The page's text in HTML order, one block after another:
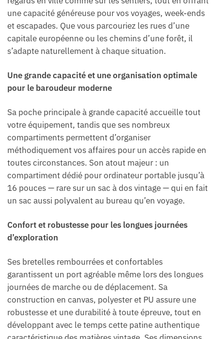
une capacité généreuse pour vos voyages, week-ends
et escapades. Que vous parcouriez les rues d’une
capitale européenne ou les chemins d’une forêt, il
s’adapte naturellement à chaque situation.
Une grande capacité et une organisation optimale
pour le baroudeur moderne
Sa poche principale à grande capacité accueille tout
votre équipement, tandis que ses nombreux
compartiments permettent d’organiser
méthodiquement vos affaires pour un accès rapide en
toutes circonstances. Son atout majeur : un
compartiment dédié pour ordinateur portable jusqu’à
16 pouces — rare sur un sac à dos vintage — qui en fait
un sac aussi polyvalent au bureau qu’en voyage.
Confort et robustesse pour les longues journées
d’exploration
Ses bretelles rembourrées et confortables
garantissent un port agréable même lors des longues
journées de marche ou de déplacement. Sa
construction en canvas, polyester et PU assure une
robustesse et une durabilité à toute épreuve, tout en
développant avec le temps cette patine authentique